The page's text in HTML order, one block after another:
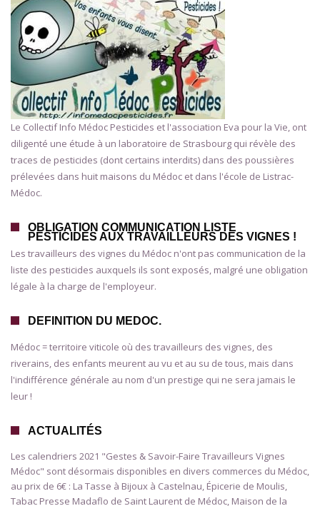
Le Collectif Info Médoc Pesticides et l'association Eva pour la Vie, ont
diligenté une étude à un laboratoire de Strasbourg qui révèle des
traces de pesticides (dont certains interdits) dans des poussières
prélevées dans huit maisons du Médoc et dans l'école de Listrac-
Médoc.
OBLIGATION COMMUNICATION LISTE
PESTICIDES AUX TRAVAILLEURS DES VIGNES !
Les travailleurs des vignes du Médoc n'ont pas communication de la
liste des pesticides auxquels ils sont exposés, malgré une obligation
légale à la charge de l'employeur.
DEFINITION DU MEDOC.
Médoc = territoire viticole où des travailleurs des vignes, des
riverains, des enfants meurent au vu et au su de tous, mais dans
l'indifférence générale au nom d'un prestige qui ne sera jamais le
leur !
ACTUALITÉS
Les calendriers 2021 "Gestes & Savoir-Faire Travailleurs Vignes
Médoc" sont désormais disponibles en divers commerces du Médoc,
au prix de 6€ : La Tasse à Bijoux à Castelnau, Épicerie de Moulis,
Tabac Presse Madaflo de Saint Laurent de Médoc, Maison de la